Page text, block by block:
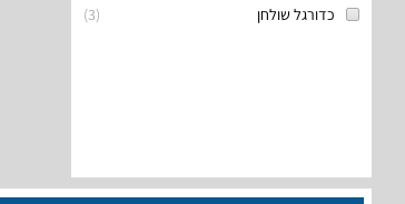
(
3
) כדורגל שולחן